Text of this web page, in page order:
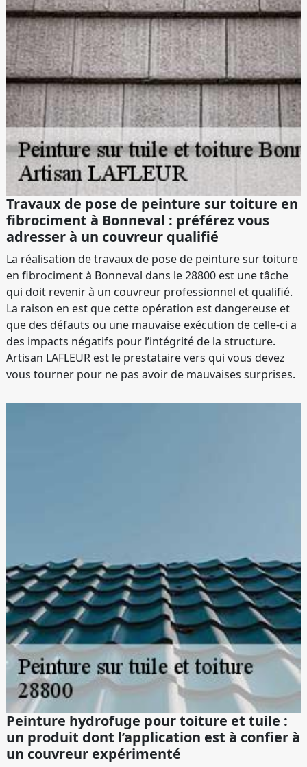
Travaux de pose de peinture sur toiture en
fibrociment à Bonneval : préférez vous
adresser à un couvreur qualifié
La réalisation de travaux de pose de peinture sur toiture
en fibrociment à Bonneval dans le 28800 est une tâche
qui doit revenir à un couvreur professionnel et qualifié.
La raison en est que cette opération est dangereuse et
que des défauts ou une mauvaise exécution de celle-ci a
des impacts négatifs pour l’intégrité de la structure.
Artisan LAFLEUR est le prestataire vers qui vous devez
vous tourner pour ne pas avoir de mauvaises surprises.
Peinture hydrofuge pour toiture et tuile :
un produit dont l’application est à confier à
un couvreur expérimenté